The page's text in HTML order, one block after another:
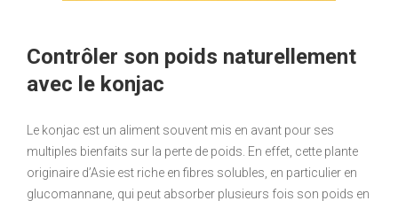
Contrôler son poids naturellement
avec le konjac
Le konjac est un aliment souvent mis en avant pour ses
multiples bienfaits sur la perte de poids. En effet, cette plante
originaire d’Asie est riche en fibres solubles, en particulier en
glucomannane, qui peut absorber plusieurs fois son poids en